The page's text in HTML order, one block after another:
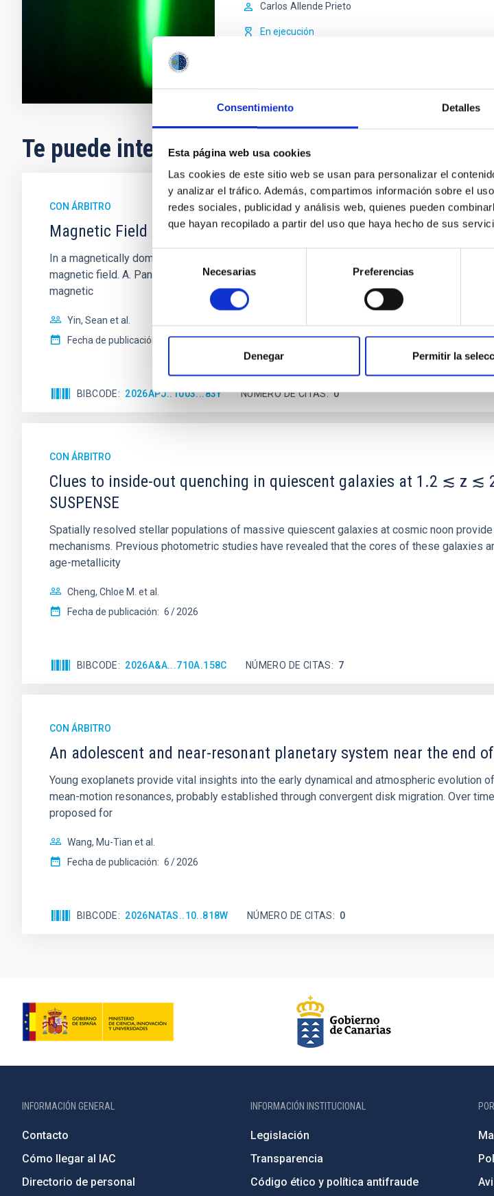
Consentimiento Detalles
Esta página web usa cookies
Las cookies de este sitio web se usan para personalizar el
y analizar el tráfico. Además, compartimos información sobre el
redes sociales, publicidad y análisis web, quienes pueden
que hayan recopilado a partir del uso que haya hecho de sus
Selección
consentimiento
Necesarias Preferencias
Denegar Permitir la
Carlos Allende Prieto
En ejecución
Te puede interesar
CON ÁRBITRO
Magnetic Field Alignment with Dense Cores in the Transition
In a magnetically dominated model of star formation, we expect to see alignments
magnetic field. A. Pandhi et al. showed instead, however, that the orientation of cores and
magnetic
Yin, Sean et al.
Fecha de publicación:
5 2026
BIBCODE 2026APJ..1003...83Y NÚMERO DE CITAS 0
CON ÁRBITRO
Clues to inside-out quenching in quiescent galaxies at 1.2 ≲ z ≲
SUSPENSE
Spatially resolved stellar populations of massive quiescent galaxies at cosmic noon
mechanisms. Previous photometric studies have revealed that the cores of these galaxies
age-metallicity
Cheng, Chloe M. et al.
Fecha de publicación: 6 2026
BIBCODE 2026A&A...710A.158C NÚMERO DE CITAS 7
CON ÁRBITRO
An adolescent and near-resonant planetary system near the end
Young exoplanets provide vital insights into the early dynamical and atmospheric
mean-motion resonances, probably established through convergent disk migration. Over
proposed for
Wang, Mu-Tian et al.
Fecha de publicación: 6 2026
BIBCODE 2026NATAS..10..818W NÚMERO DE CITAS 0
INFORMACIÓN GENERAL
Contacto
Cómo llegar al IAC
Directorio de personal
INFORMACIÓN INSTITUCIONAL
Legislación
Transparencia
Código ético y política antifraude